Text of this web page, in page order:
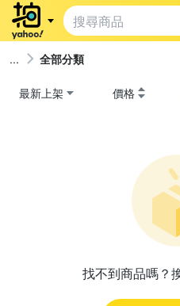
全部分類
最新上架 價格
找不到商品嗎？